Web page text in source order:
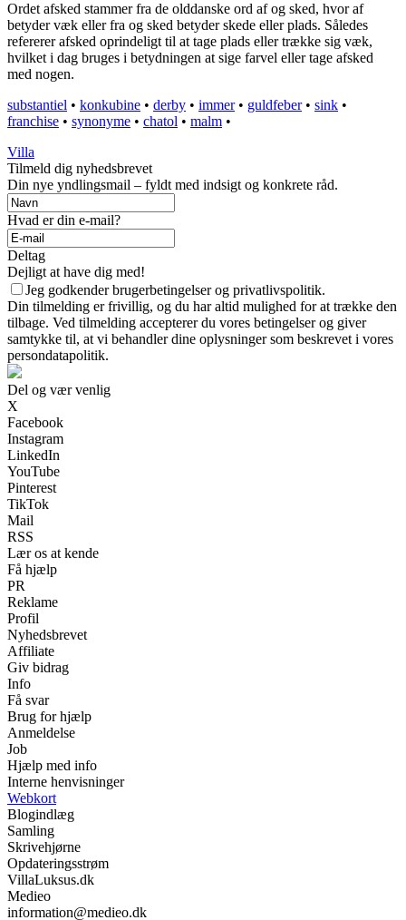
Ordet afsked stammer fra de olddanske ord af og sked, hvor af
betyder væk eller fra og sked betyder skede eller plads. Således
refererer afsked oprindeligt til at tage plads eller trække sig væk,
hvilket i dag bruges i betydningen at sige farvel eller tage afsked
med nogen.
substantiel • konkubine • derby • immer• guldfeber• sink •
franchise • synonyme • chatol • malm •
Villa
Tilmeld dig nyhedsbrevet
Din nye yndlingsmail – fyldt med indsigt og konkrete råd.
Hvad er din e-mail?
Deltag
Dejligt at have dig med!
Jeg godkender brugerbetingelser og privatlivspolitik.
Din tilmelding er frivillig, og du har altid mulighed for at trække den
tilbage. Ved tilmelding accepterer du vores betingelser og giver
samtykke til, at vi behandler dine oplysninger som beskrevet i vores
persondatapolitik.
Del og vær venlig
X
Facebook
Instagram
LinkedIn
YouTube
Pinterest
TikTok
Mail
RSS
Lær os at kende
Få hjælp
PR
Reklame
Profil
Nyhedsbrevet
Affiliate
Giv bidrag
Info
Få svar
Brug for hjælp
Anmeldelse
Job
Hjælp med info
Interne henvisninger
Webkort
Blogindlæg
Samling
Skrivehjørne
Opdateringsstrøm
VillaLuksus.dk
Medieo
information@medieo.dk